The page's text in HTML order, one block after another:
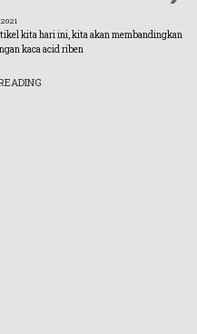
kita hari ini, kita akan membandingkan
kaca acid riben